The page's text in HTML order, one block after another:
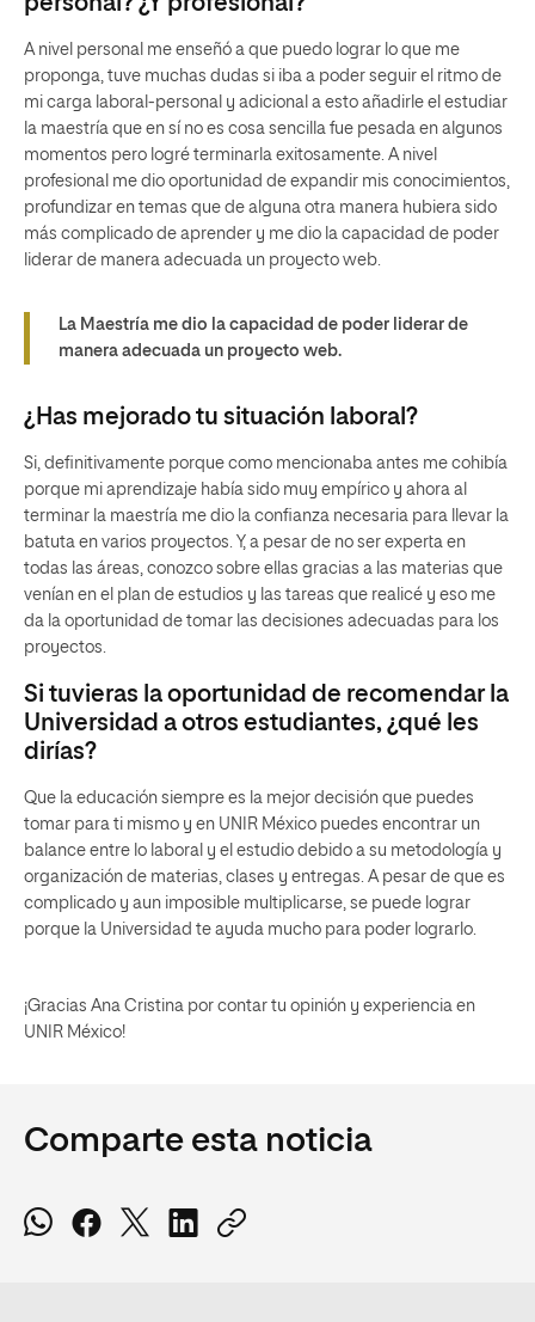
A nivel personal me enseñó a que puedo lograr lo que me
proponga, tuve muchas dudas si iba a poder seguir el ritmo de
mi carga laboral-personal y adicional a esto añadirle el estudiar
la maestría que en sí no es cosa sencilla fue pesada en algunos
momentos pero logré terminarla exitosamente. A nivel
profesional me dio oportunidad de expandir mis conocimientos,
profundizar en temas que de alguna otra manera hubiera sido
más complicado de aprender y me dio la capacidad de poder
liderar de manera adecuada un proyecto web.
La Maestría me dio la capacidad de poder liderar de
manera adecuada un proyecto web.
¿Has mejorado tu situación laboral?
Si, definitivamente porque como mencionaba antes me cohibía
porque mi aprendizaje había sido muy empírico y ahora al
terminar la maestría me dio la confianza necesaria para llevar la
batuta en varios proyectos. Y, a pesar de no ser experta en
todas las áreas, conozco sobre ellas gracias a las materias que
venían en el plan de estudios y las tareas que realicé y eso me
da la oportunidad de tomar las decisiones adecuadas para los
proyectos.
Si tuvieras la oportunidad de recomendar la
Universidad a otros estudiantes, ¿qué les
dirías?
Que la educación siempre es la mejor decisión que puedes
tomar para ti mismo y en UNIR México puedes encontrar un
balance entre lo laboral y el estudio debido a su metodología y
organización de materias, clases y entregas. A pesar de que es
complicado y aun imposible multiplicarse, se puede lograr
porque la Universidad te ayuda mucho para poder lograrlo.
¡Gracias Ana Cristina por contar tu opinión y experiencia en
UNIR México!
Comparte esta noticia